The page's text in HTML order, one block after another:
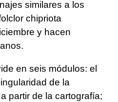
similares a los
chipriota
y hacen
en seis módulos: el
de la
partir de la cartografía;